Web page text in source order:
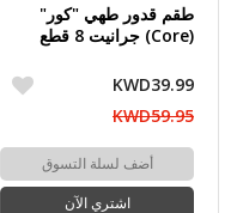
طقم قدور طهي "كور"
(Core) جرانيت 8 قطع
KWD39.99
KWD59.95
أضف لسلة التسوق
اشتري الآن